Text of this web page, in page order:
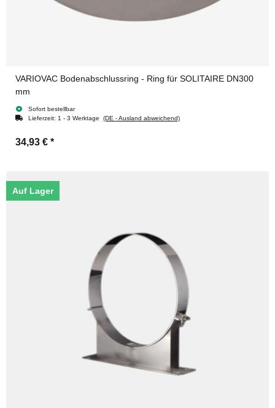
VARIOVAC Bodenabschlussring - Ring für SOLITAIRE DN300
mm
Sofort bestellbar
Lieferzeit: 1 - 3 Werktage (DE - Ausland abweichend)
34,93 € *
Auf Lager